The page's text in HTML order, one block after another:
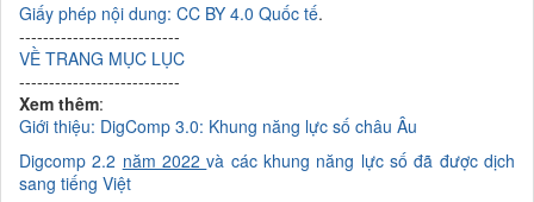
Giấy phép nội dung: CC BY 4.0 Quốc tế.
---------------------------
VỀ TRANG MỤC LỤC
---------------------------
Xem thêm:
Giới thiệu: DigComp 3.0: Khung năng lực số châu Âu
Digcomp 2.2 năm 2022và các khung năng lực số đã được dịch
sang tiếng Việt